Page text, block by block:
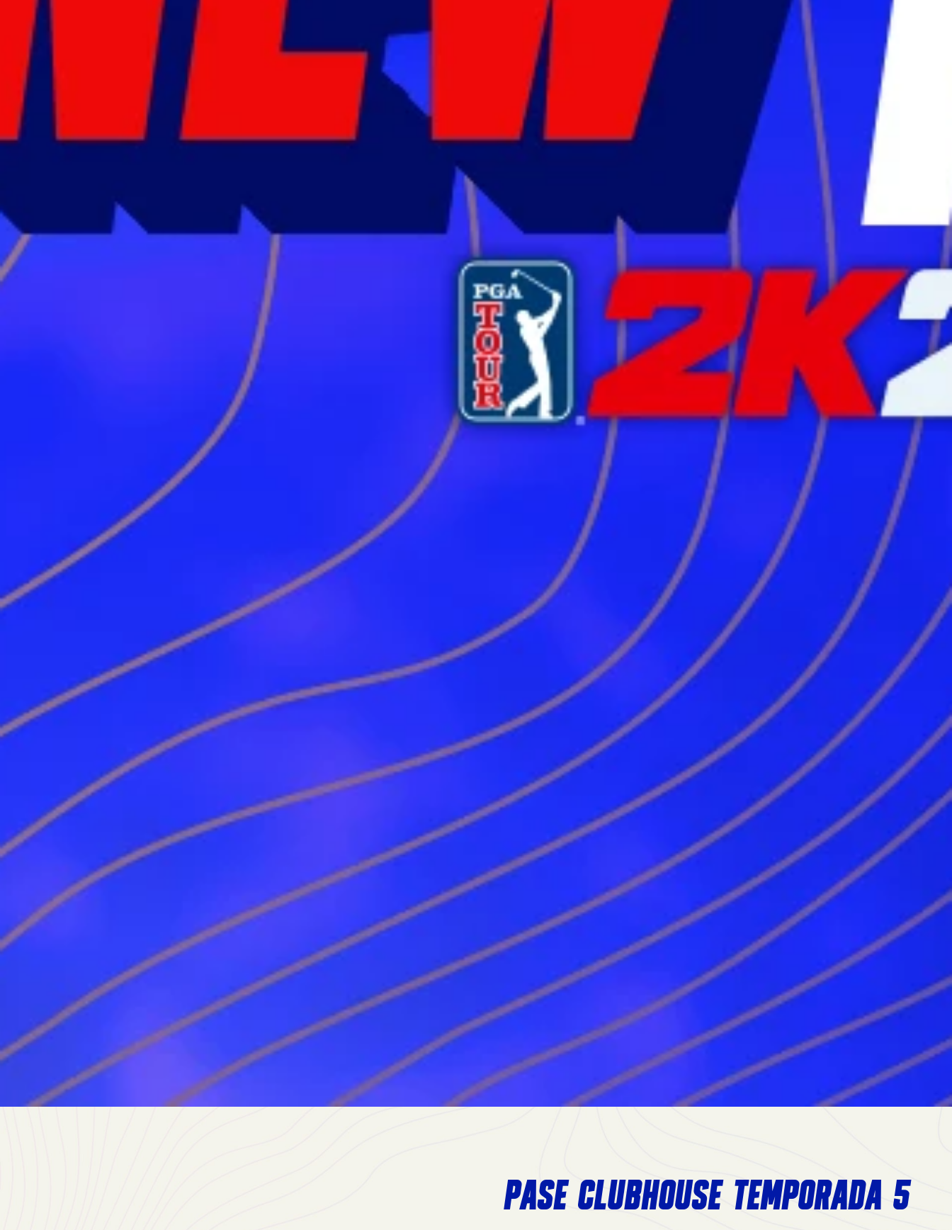
PASE CLUBHOUSE TEMPORADA 5